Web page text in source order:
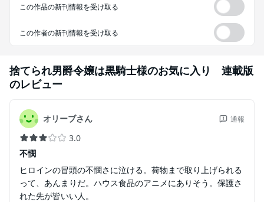
この作品の新刊情報を受け取る
この作者の新刊情報を受け取る
捨てられ男爵令嬢は黒騎士様のお気に入り 連載版
のレビュー
オリーブさん 通報
3.0
不憫
ヒロインの冒頭の不憫さに泣ける。荷物まで取り上げられる
って、あんまりだ。ハウス食品のアニメにありそう。保護さ
れた先が皆いい人。